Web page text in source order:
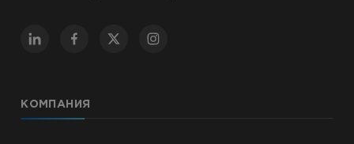
КОМПАНИЯ